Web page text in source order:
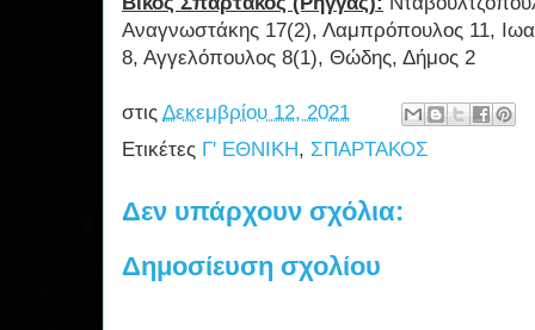
Αναγνωστάκης 17(2), Λαμπρόπουλος 11,
8, Αγγελόπουλος 8(1), Θώδης, Δήμος 2
στις Δεκεμβρίου 12, 2021
Ετικέτες Γ' ΕΘΝΙΚΗ, ΣΠΑΡΤΑΚΟΣ
Δεν υπάρχουν σχόλια:
Δημοσίευση σχολίου